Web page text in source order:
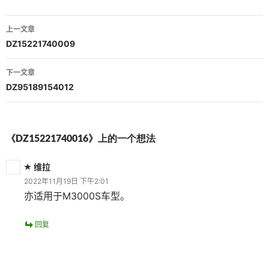
文
章
导
航
上一文章
DZ15221740009
下一文章
DZ95189154012
《DZ15221740016》上的一个想法
维拉
2022年11月19日 下午2:01
亦适用于M3000S车型。
回复